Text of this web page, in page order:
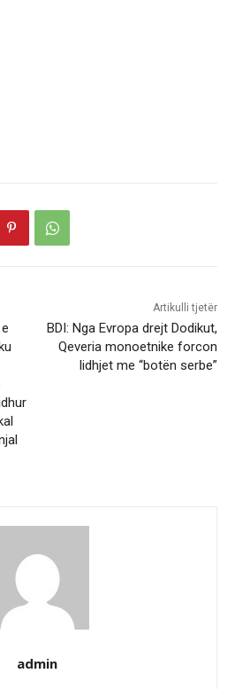
Artikulli tjetër
BDI: Nga Evropa drejt Dodikut,
Qeveria monoetnike forcon
lidhjet me “botën serbe”
admin